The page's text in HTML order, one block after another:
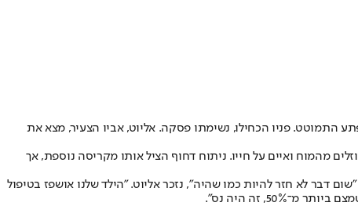
התמוטט. פניו הכחילו, נשימתו פסקה. אליוט, אביו הצעיר, מצא את
מהמוח ואיים על חייו. ניתוח דחוף הציל אותו מקריסה נוספת, אך
דבר לא חזר להיות כמו שהיה", נזכר אליוט. "הילד שלנו אושפז בטיפול
זה היה נס".